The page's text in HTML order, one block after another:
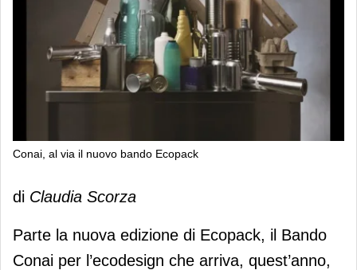
Conai, al via il nuovo bando Ecopack
Conai, al via il nuovo bando Ecopack
di Claudia Scorza
Parte la nuova edizione di Ecopack, il Bando
Conai per l’ecodesign che arriva, quest’anno,